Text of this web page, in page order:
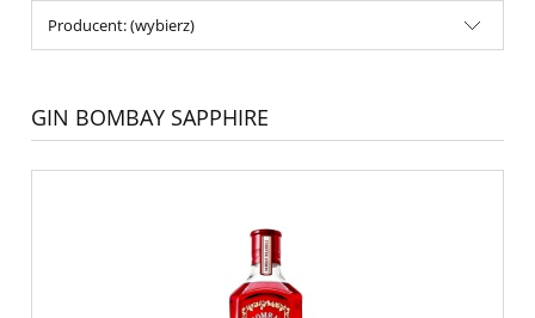
Producent: (wybierz)
GIN BOMBAY SAPPHIRE